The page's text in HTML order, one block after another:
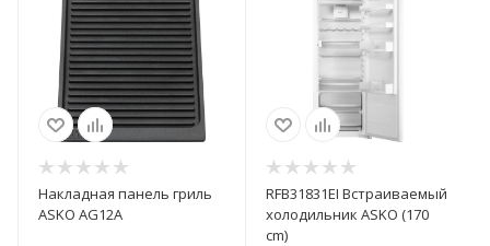
Накладная панель гриль
ASKO AG12A
RFB31831EI Встраиваемый
холодильник ASKО (170
cm)